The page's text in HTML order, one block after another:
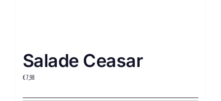
Salade Ceasar
€7,98